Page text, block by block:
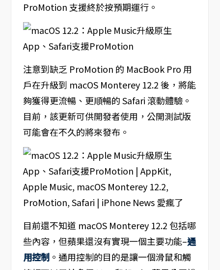
ProMotion 支援終於按預期運行。
注意到缺乏 ProMotion 的 MacBook Pro 用
戶在升級到 macOS Monterey 12.2 後，將能
夠獲得更流暢、更順暢的 Safari 滾動體驗。
目前，該更新可供開發者使用，公開測試版
可能會在不久的將來發布。
目前還不知道 macOS Monterey 12.2 包括哪
些內容，但蘋果還沒有實現一個主要功能–通
用控制。通用控制的目的是讓一個滑鼠和觸